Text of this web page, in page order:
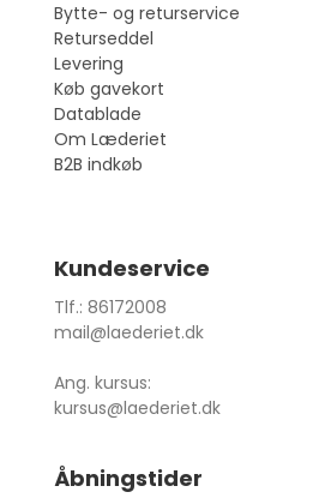
Bytte- og returservice
Returseddel
Levering
Køb gavekort
Datablade
Om Læderiet
B2B indkøb
Kundeservice
Tlf.: 86172008
mail@laederiet.dk
Ang. kursus:
kursus@laederiet.dk
Åbningstider